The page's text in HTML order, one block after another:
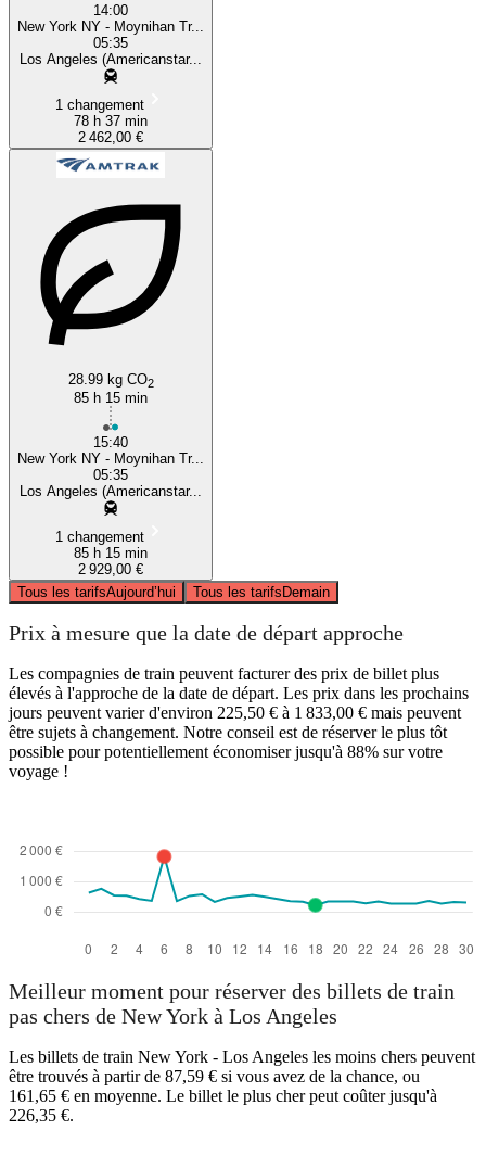
14:00
New York NY - Moynihan Tr...
05:35
Los Angeles (Americanstar...
1 changement
78 h 37 min
2 462,00 €
28.99 kg CO2
85 h 15 min
15:40
New York NY - Moynihan Tr...
05:35
Los Angeles (Americanstar...
1 changement
85 h 15 min
2 929,00 €
Tous les tarifsAujourd’hui Tous les tarifsDemain
Prix à mesure que la date de départ approche
Les compagnies de train peuvent facturer des prix de billet plus
élevés à l'approche de la date de départ. Les prix dans les prochains
jours peuvent varier d'environ 225,50 € à 1 833,00 € mais peuvent
être sujets à changement. Notre conseil est de réserver le plus tôt
possible pour potentiellement économiser jusqu'à 88% sur votre
voyage !
Meilleur moment pour réserver des billets de train
pas chers de New York à Los Angeles
Les billets de train New York - Los Angeles les moins chers peuvent
être trouvés à partir de 87,59 € si vous avez de la chance, ou
161,65 € en moyenne. Le billet le plus cher peut coûter jusqu'à
226,35 €.